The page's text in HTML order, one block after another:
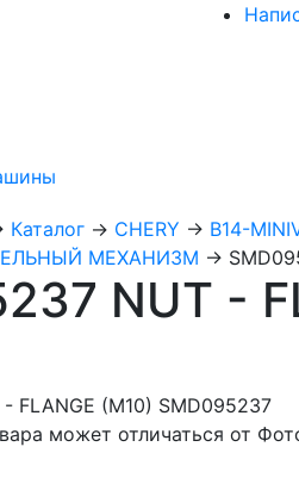
Каталог → CHERY → B14-
МЕХАНИЗМ →
NUT -
может отличаться от